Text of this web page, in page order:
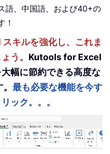
語、中国語、および40+の
！
キルを強化し、これま
う。 Kutools for Excel
幅に節約できる高度な
最も必要な機能を今す
ック。。。